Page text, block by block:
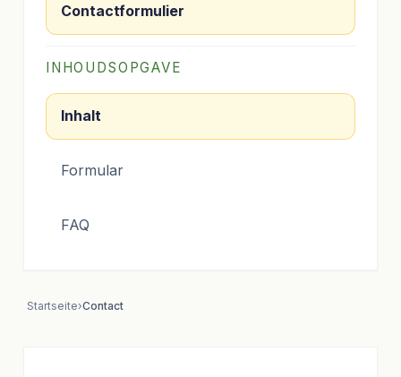
Contactformulier
INHOUDSOPGAVE
Inhalt
Formular
FAQ
Startseite›Contact